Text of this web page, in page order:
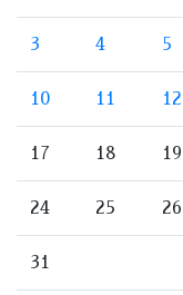
3 4 5
10 11 12
17 18 19
24 25 26
31